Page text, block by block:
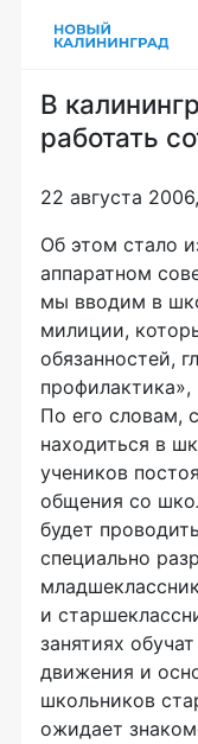
В
работать
22 августа
Об этом стало
аппаратном
мы вводим в
милиции,
обязанностей,
По его словам,
находиться в
учеников
общения со
будет
специально
и
занятиях
движения и
школьников
ожидает